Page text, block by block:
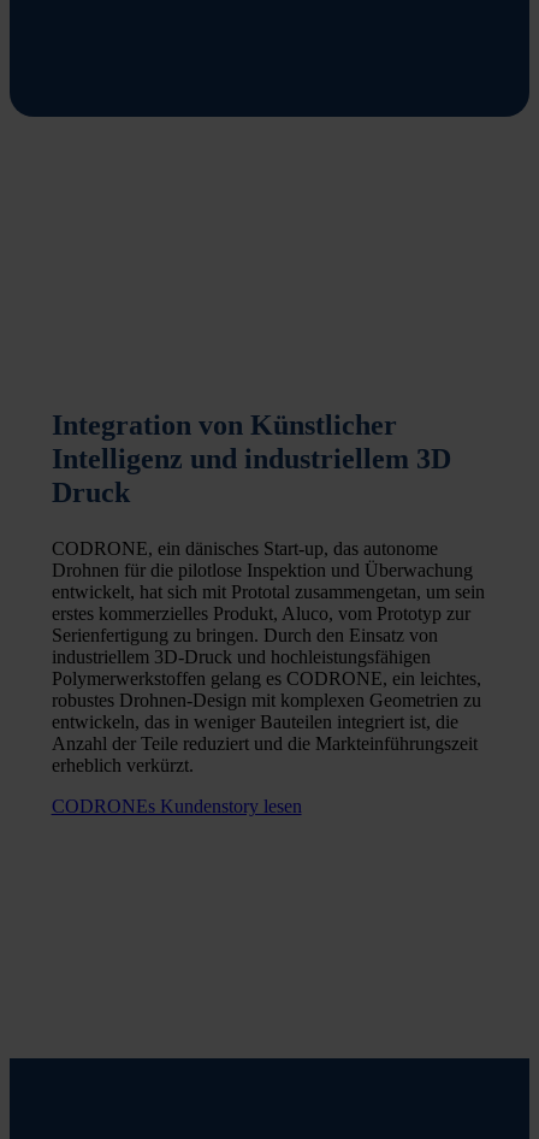
Integration von Künstlicher
Intelligenz und industriellem 3D
Druck
CODRONE, ein dänisches Start-up, das autonome
Drohnen für die pilotlose Inspektion und Überwachung
entwickelt, hat sich mit Prototal zusammengetan, um sein
erstes kommerzielles Produkt, Aluco, vom Prototyp zur
Serienfertigung zu bringen. Durch den Einsatz von
industriellem 3D-Druck und hochleistungsfähigen
Polymerwerkstoffen gelang es CODRONE, ein leichtes,
robustes Drohnen-Design mit komplexen Geometrien zu
entwickeln, das in weniger Bauteilen integriert ist, die
Anzahl der Teile reduziert und die Markteinführungszeit
erheblich verkürzt.
CODRONEs Kundenstory lesen